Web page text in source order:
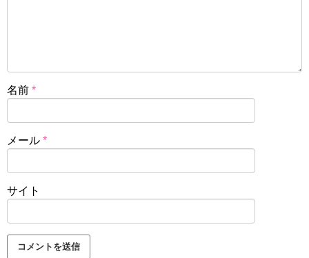
名前 *
メール *
サイト